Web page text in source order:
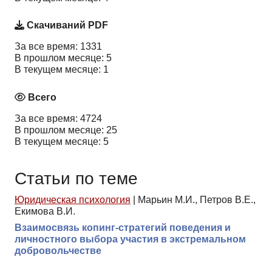
Скачиваний PDF
За все время: 1331
В прошлом месяце: 5
В текущем месяце: 1
Всего
За все время: 4724
В прошлом месяце: 25
В текущем месяце: 5
Статьи по теме
Юридическая психология
Марьин М.И., Петров В.Е.,
Екимова В.И.
Взаимосвязь копинг-стратегий поведения и
личностного выбора участия в экстремальном
добровольчестве